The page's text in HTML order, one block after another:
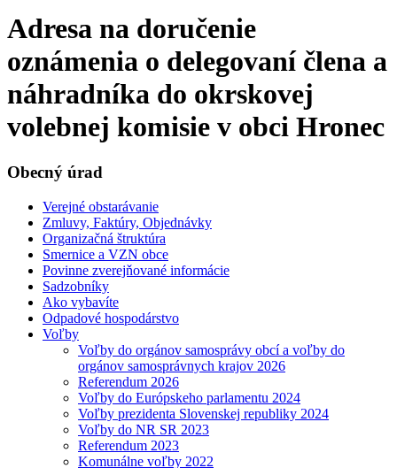
Adresa na doručenie
oznámenia o delegovaní člena a
náhradníka do okrskovej
volebnej komisie v obci Hronec
Obecný úrad
Verejné obstarávanie
Zmluvy, Faktúry, Objednávky
Organizačná štruktúra
Smernice a VZN obce
Povinne zverejňované informácie
Sadzobníky
Ako vybavíte
Odpadové hospodárstvo
Voľby
Voľby do orgánov samosprávy obcí a voľby do
orgánov samosprávnych krajov 2026
Referendum 2026
Voľby do Európskeho parlamentu 2024
Voľby prezidenta Slovenskej republiky 2024
Voľby do NR SR 2023
Referendum 2023
Komunálne voľby 2022